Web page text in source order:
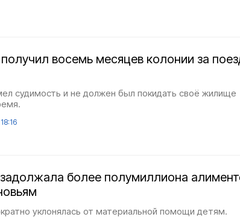
восемь месяцев колонии за
судимость и не должен был покидать своё жилище
более полумиллиона
уклонялась от материальной помощи детям.